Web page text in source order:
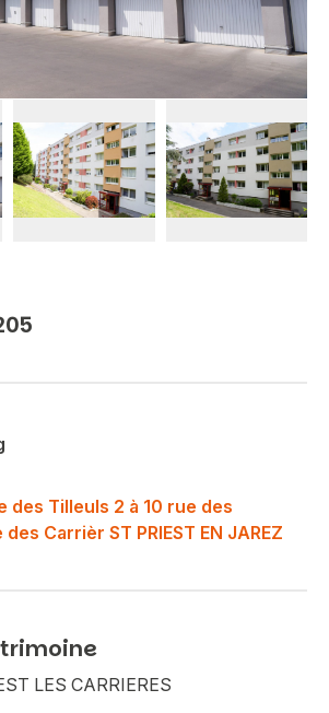
des Tilleuls 2 à 10 rue des
Carrièr ST PRIEST EN JAREZ
LES CARRIERES